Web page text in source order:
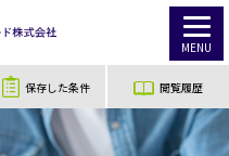
MENU
保存した条件 閲覧履歴